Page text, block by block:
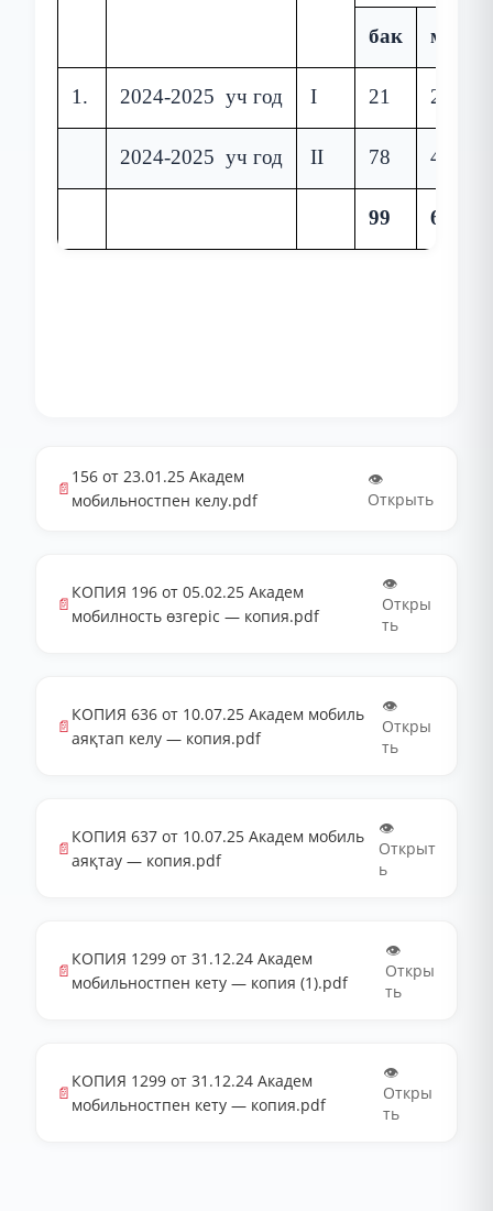
бак маг
1. 2024-2025 уч год І 21 2
2024-2025 уч год ІІ 78 4
99 6
📄
156 от 23.01.25 Академ
мобильностпен келу.pdf
👁️
Открыть
📄
КОПИЯ 196 от 05.02.25 Академ
мобилность өзгеріс — копия.pdf
👁️
Откры
ть
📄
КОПИЯ 636 от 10.07.25 Академ мобиль
аяқтап келу — копия.pdf
👁️
Откры
ть
📄
КОПИЯ 637 от 10.07.25 Академ мобиль
аяқтау — копия.pdf
👁️
Открыт
ь
📄
КОПИЯ 1299 от 31.12.24 Академ
мобильностпен кету — копия (1).pdf
👁️
Откры
ть
📄
КОПИЯ 1299 от 31.12.24 Академ
мобильностпен кету — копия.pdf
👁️
Откры
ть